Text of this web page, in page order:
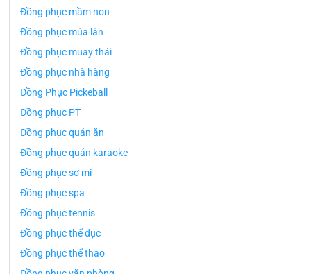
Đồng phục mầm non
Đồng phục múa lân
Đồng phục muay thái
Đồng phục nhà hàng
Đồng Phục Pickeball
Đồng phục PT
Đồng phục quán ăn
Đồng phục quán karaoke
Đồng phục sơ mi
Đồng phục spa
Đồng phục tennis
Đồng phục thể dục
Đồng phục thể thao